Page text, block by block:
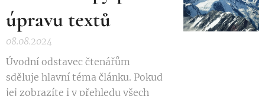
úpravu textů
08.08.2024
Úvodní odstavec čtenářům
sděluje hlavní téma článku. Pokud
jej zobrazíte i v přehledu všech